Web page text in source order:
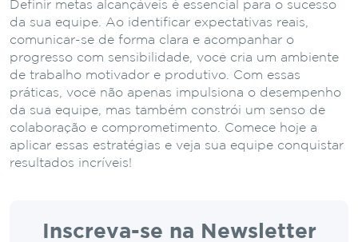
Definir metas alcançáveis é essencial para o sucesso
da sua equipe. Ao identificar expectativas reais,
comunicar-se de forma clara e acompanhar o
progresso com sensibilidade, você cria um ambiente
de trabalho motivador e produtivo. Com essas
práticas, você não apenas impulsiona o desempenho
da sua equipe, mas também constrói um senso de
colaboração e comprometimento. Comece hoje a
aplicar essas estratégias e veja sua equipe conquistar
resultados incríveis!
Inscreva-se na Newsletter